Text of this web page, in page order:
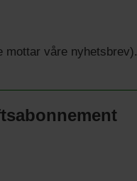
mottar våre nyhetsbrev).